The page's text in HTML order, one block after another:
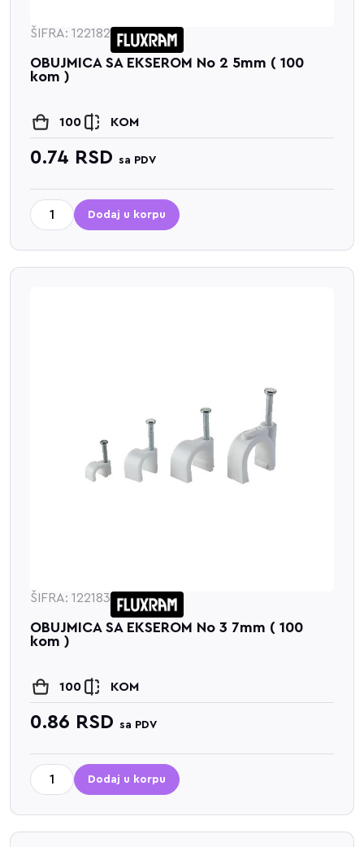
ŠIFRA: 122182
OBUJMICA SA EKSEROM No 2 5mm ( 100
kom )
100 KOM
0.74 RSD sa PDV
Dodaj u korpu
ŠIFRA: 122183
OBUJMICA SA EKSEROM No 3 7mm ( 100
kom )
100 KOM
0.86 RSD sa PDV
Dodaj u korpu